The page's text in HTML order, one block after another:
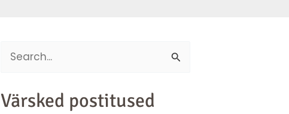
Search
Värsked postitused